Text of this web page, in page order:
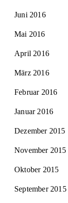
Juni 2016
Mai 2016
April 2016
März 2016
Februar 2016
Januar 2016
Dezember 2015
November 2015
Oktober 2015
September 2015